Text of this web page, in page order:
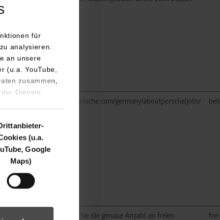
für
analysieren.
an unsere
(u.a. YouTube,
zusammen,
Dienste
(u.a.
Google
Maps)
study/
https://www.porsche.com/germany/aboutporsche/jobs/
Bitte erfragen Sie die genaue Anzahl an freien
frei